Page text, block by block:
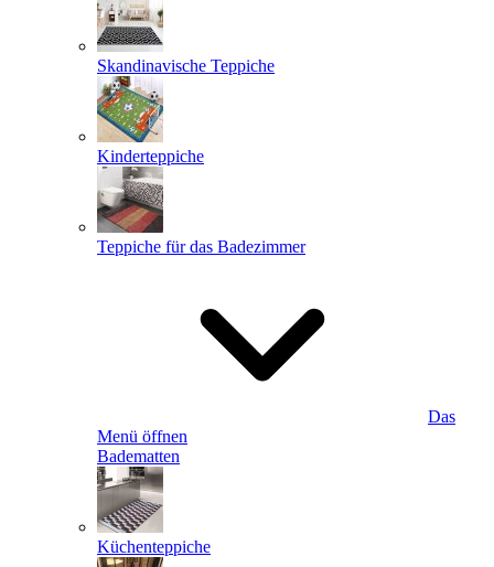
Skandinavische Teppiche
Kinderteppiche
Teppiche für das Badezimmer
Das
Menü öffnen
Badematten
Küchenteppiche